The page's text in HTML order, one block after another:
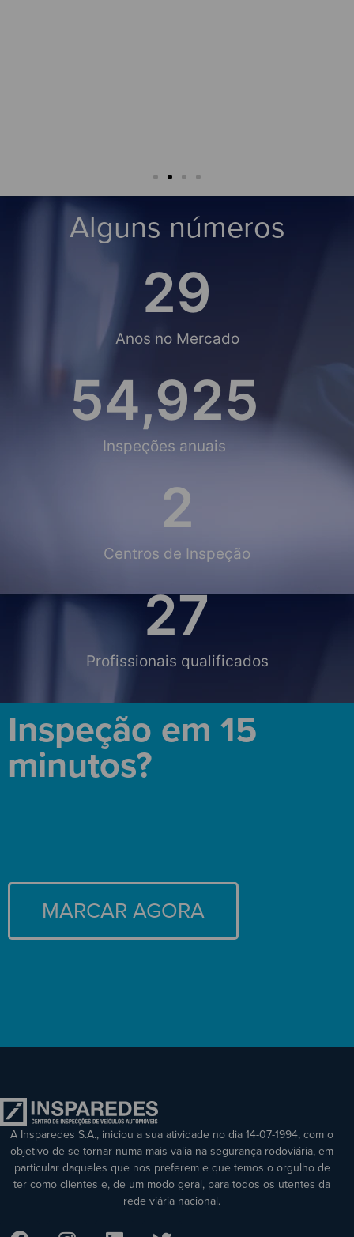
Alguns números
Anos no Mercado
30
Inspeções anuais
55,000
Centros de Inspeção
2
Profissionais qualificados
28
Inspeção em 15
minutos?
MARCAR AGORA
A Insparedes S.A., iniciou a sua atividade no dia 14-07-1994, com o
objetivo de se tornar numa mais valia na segurança rodoviária, em
particular daqueles que nos preferem e que temos o orgulho de
ter como clientes e, de um modo geral, para todos os utentes da
rede viária nacional.